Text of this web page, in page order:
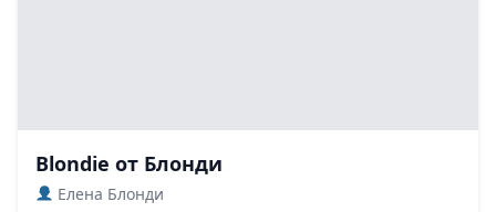
Blondie от Блонди
Елена Блонди